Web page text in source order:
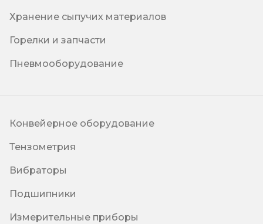
Хранение сыпучих материалов
Горелки и запчасти
Пневмооборудование
Конвейерное оборудование
Тензометрия
Вибраторы
Подшипники
Измерительные приборы